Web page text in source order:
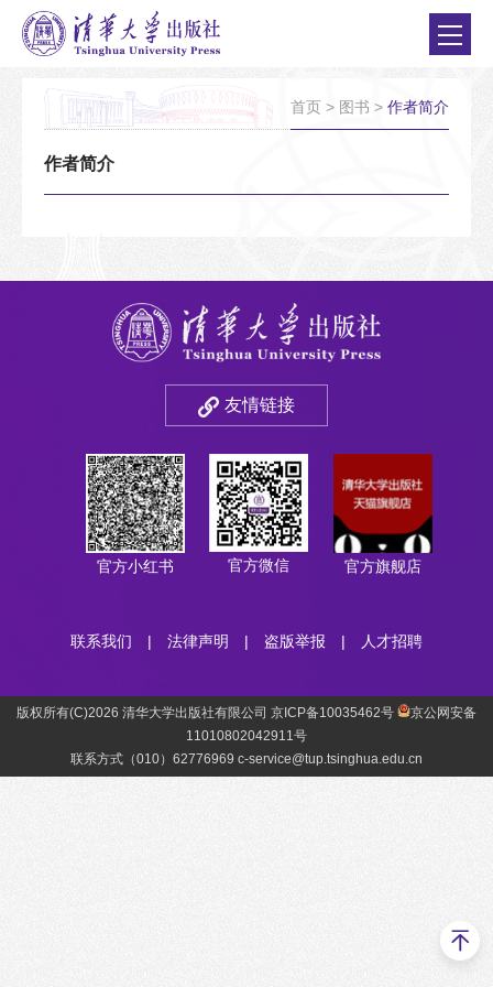
首页 > 图书 > 作者简介
作者简介
友情链接
官方小红书 官方微信 官方旗舰店
联系我们 | 法律声明 | 盗版举报 | 人才招聘
版权所有(C)2026 清华大学出版社有限公司 京ICP备10035462号
京公网安备
11010802042911号
联系方式（010）62776969 c-service@tup.tsinghua.edu.cn